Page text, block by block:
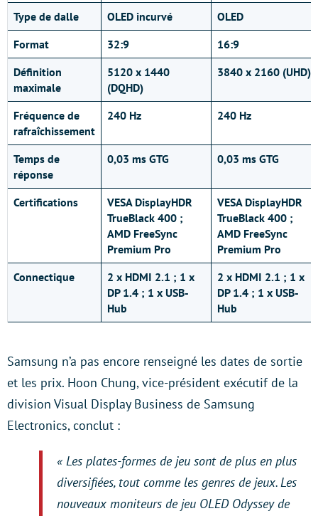
Type de dalle
OLED incurvé
OLED
Format
32:9
16:9
Définition
maximale
5120 x 1440
(DQHD)
3840 x 2160 (UHD)
Fréquence de
rafraîchissement
240 Hz 240 Hz
Temps de
réponse
0,03 ms GTG 0,03 ms GTG
Certifications
VESA DisplayHDR
TrueBlack 400 ;
AMD FreeSync
Premium Pro
VESA DisplayHDR
TrueBlack 400 ;
AMD FreeSync
Premium Pro
Connectique
2 x HDMI 2.1 ; 1 x
DP 1.4 ; 1 x USB-
Hub
2 x HDMI 2.1 ; 1 x
DP 1.4 ; 1 x USB-
Hub
Samsung n’a pas encore renseigné les dates de sortie
et les prix. Hoon Chung, vice-président exécutif de la
division Visual Display Business de Samsung
Electronics, conclut :
« Les plates-formes de jeu sont de plus en plus
diversifiées, tout comme les genres de jeux. Les
nouveaux moniteurs de jeu OLED Odyssey de